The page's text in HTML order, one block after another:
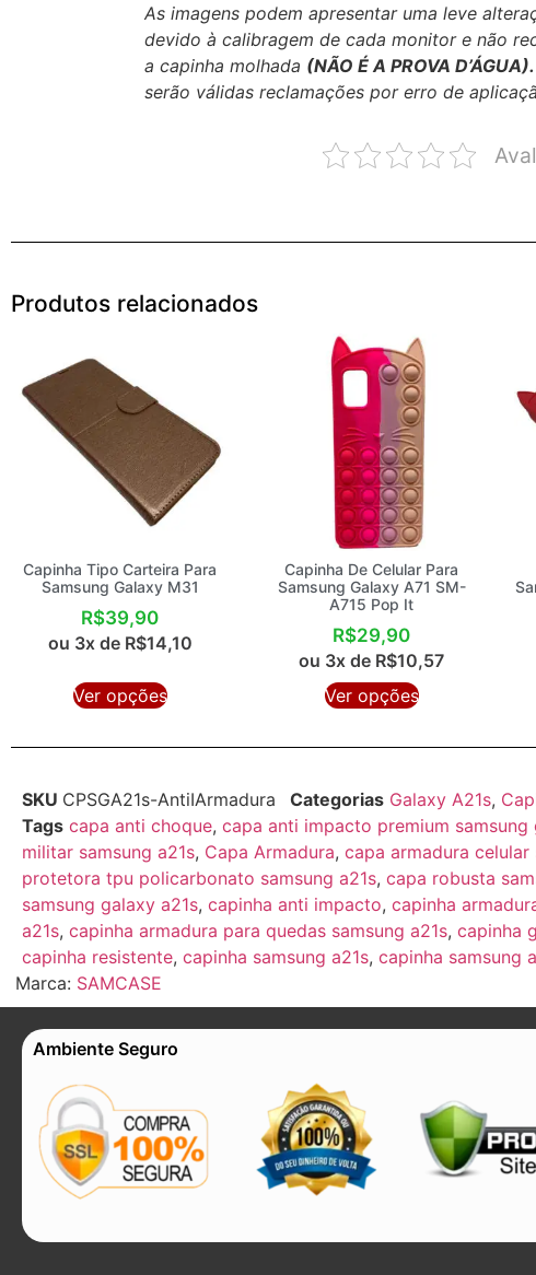
As imagens podem apresentar uma leve
devido à calibragem de cada monitor e não
a capinha molhada (NÃO É A PROVA D’ÁGUA).
serão válidas reclamações por erro de
Produtos relacionados
Capinha Tipo Carteira Para
Samsung Galaxy M31
R$39,90
ou 3x de R$14,10
Ver opções
Capinha De Celular Para
Samsung Galaxy A71 SM-
A715 Pop It
R$29,90
ou 3x de R$10,57
Ver opções
SKU CPSGA21s-AntiIArmadura Categorias Galaxy A21s,
Tags capa anti choque, capa anti impacto premium samsung
militar samsung a21s, Capa Armadura, capa armadura celular
protetora tpu policarbonato samsung a21s, capa robusta
samsung galaxy a21s, capinha anti impacto, capinha
a21s, capinha armadura para quedas samsung a21s, capinha
capinha resistente, capinha samsung a21s, capinha samsung
Marca: SAMCASE
Ambiente Seguro